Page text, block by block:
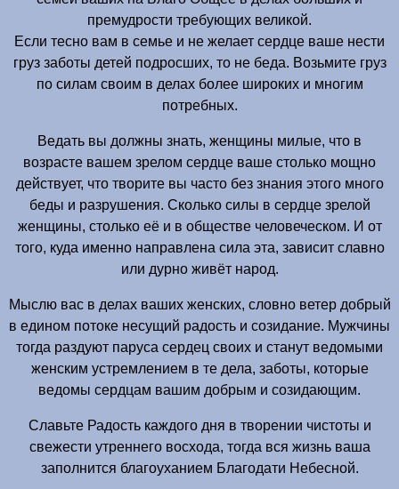
премудрости требующих великой.
Если тесно вам в семье и не желает сердце ваше нести
груз заботы детей подросших, то не беда. Возьмите груз
по силам своим в делах более широких и многим
потребных.
Ведать вы должны знать, женщины милые, что в
возрасте вашем зрелом сердце ваше столько мощно
действует, что творите вы часто без знания этого много
беды и разрушения. Сколько силы в сердце зрелой
женщины, столько её и в обществе человеческом. И от
того, куда именно направлена сила эта, зависит славно
или дурно живёт народ.
Мыслю вас в делах ваших женских, словно ветер добрый
в едином потоке несущий радость и созидание. Мужчины
тогда раздуют паруса сердец своих и станут ведомыми
женским устремлением в те дела, заботы, которые
ведомы сердцам вашим добрым и созидающим.
Славьте Радость каждого дня в творении чистоты и
свежести утреннего восхода, тогда вся жизнь ваша
заполнится благоуханием Благодати Небесной.